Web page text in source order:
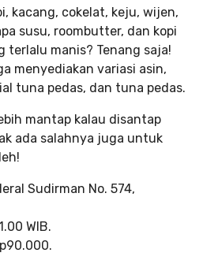
kacang, cokelat, keju, wijen,
susu, roombutter, dan kopi
terlalu manis? Tenang saja!
menyediakan variasi asin,
tuna pedas, dan tuna pedas.
mantap kalau disantap
ada salahnya juga untuk
Sudirman No. 574,
WIB.